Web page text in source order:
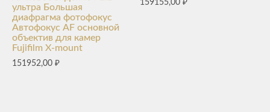
ультра Большая
диафрагма фотофокус
Автофокус AF основной
объектив для камер
Fujifilm X-mount
151952,00 ₽
159155,00₽